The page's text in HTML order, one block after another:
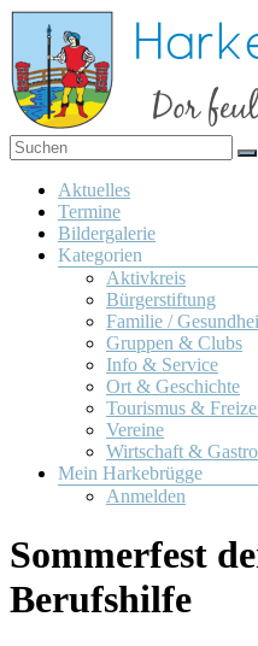
Zum
Inhalt
springen
Harkebrügge
Dor
feult
wi us
wohl!
Menü
Aktuelles
Termine
Bildergalerie
Kategorien
Aktivkreis
Bürgerstiftung
Familie /
Gruppen & Clubs
Info & Service
Ort & Geschichte
Tourismus &
Vereine
Wirtschaft &
Mein Harkebrügge
Anmelden
Sommerfest
Berufshilfe